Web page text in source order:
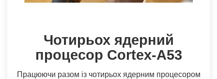
Чотирьох ядерний
процесор Cortex-A53
Працюючи разом із чотирьох ядерним процесором